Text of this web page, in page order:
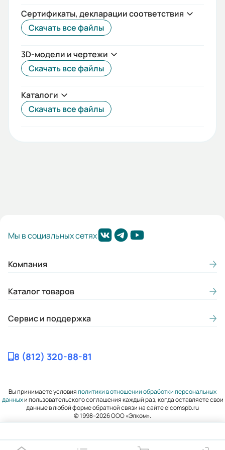
58
Потребляемая мощность насоса
1,3
электродвигателя, кВт:
2,2
насоса N, кВт (при р=1000 кг/м3):
Диаметр всасывающего патрубка
патрубка (мм):
Внутренний диаметр обсадной
трубы в дюймах:
Сертификаты, декларации соответствия
Скачать все файлы
3D-модели и чертежи
Скачать все файлы
Каталоги
Скачать все файлы
Мы в социальных сетях
Компания
Каталог товаров
Сервис и поддержка
8 (812) 320-88-81
Вы принимаете условияполитики в отношении обработки персональных
данныхи пользовательского соглашения каждый раз, когда оставляете свои
данные в любой форме обратной связи на сайте elcomspb.ru
© 1998–2026 ООО «Элком».